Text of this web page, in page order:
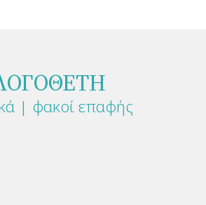
| φακοί επαφής